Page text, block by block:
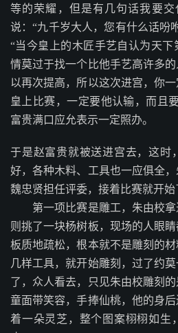
等的荣耀，但是有几句话我要交
说：“九千岁大人，您有什么话吩
“当今皇上的木匠手艺自认为天
情莫过于找一个比他手艺高许多
以再次提高，所以这次进宫，你
皇上比赛，一定要他认输，而且
富贵满口应允表示一定照办。
于是赵富贵就被送进宫去，这时
好，各种木料、工具也一应俱全
魏忠贤担任评委，接着比赛就开始
第一项比赛是雕工，朱由校拿
则挑了一块杨树板，现场的人眼
板质地疏松，根本就不是雕刻的
几样工具，就开始雕刻，过了约
了，众人看去，只见朱由校雕刻
童面带笑容，手捧仙桃，他的身
着一朵灵芝，整个图案栩栩如生